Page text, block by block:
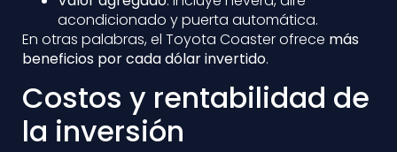
acondicionado y puerta automática.
En otras palabras, el Toyota Coaster ofrece más
beneficios por cada dólar invertido.
Costos y rentabilidad de
la inversión